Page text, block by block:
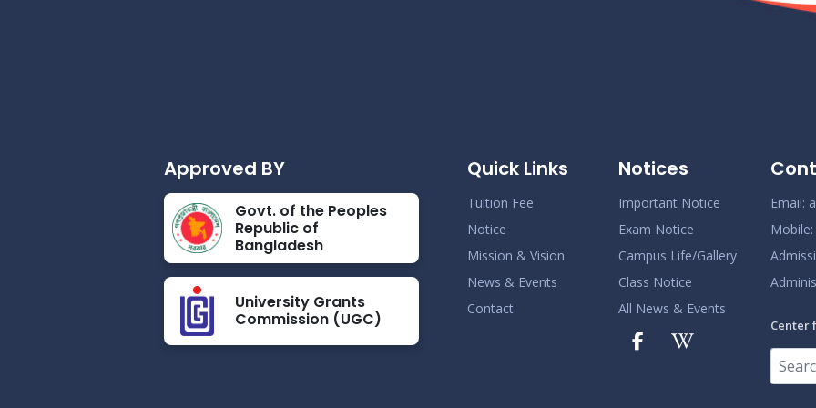
Approved BY
Govt. of the Peoples
Republic of
Bangladesh
University Grants
Commission (UGC)
Quick Links
Tuition Fee
Notice
Mission & Vision
News & Events
Contact
Notices
Important Notice
Exam Notice
Campus Life/Gallery
Class Notice
All News & Events
Email:
Mobile:
Center